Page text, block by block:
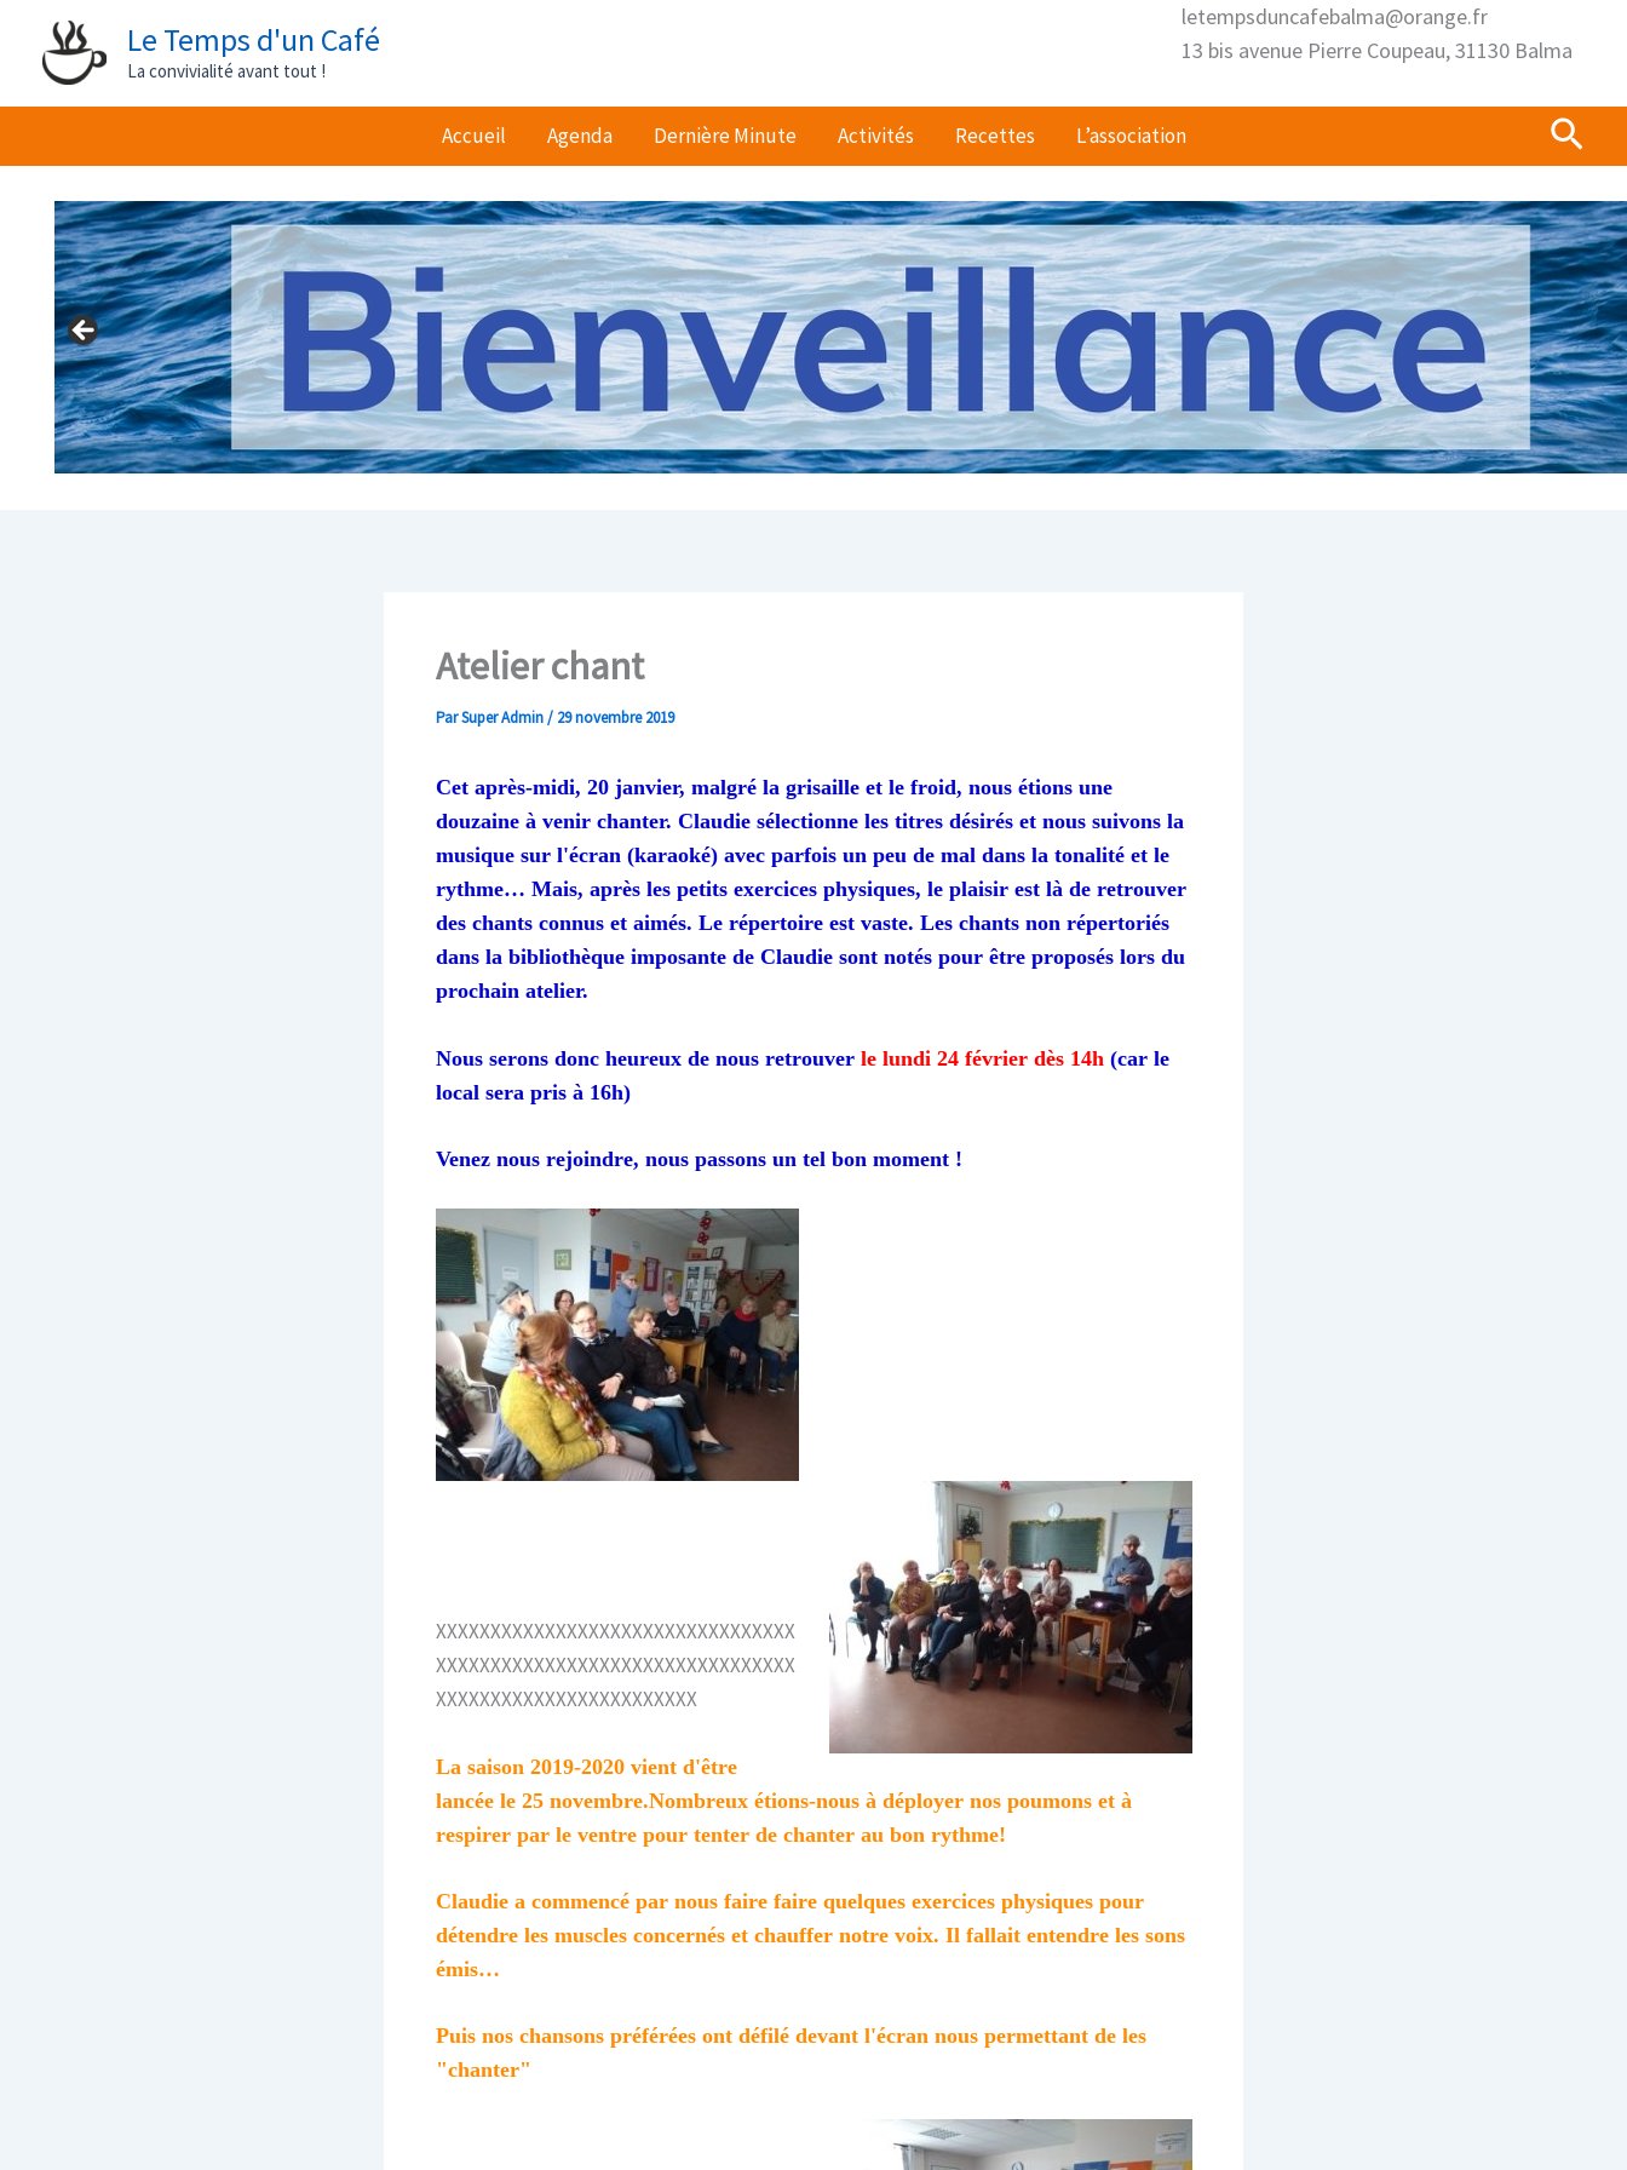
contenu
Le Temps d'un Café
La convivialité avant tout !
letempsduncafebalma@orange.fr
13 bis avenue Pierre Coupeau, 31130 Balma
Accueil Agenda Dernière Minute Activités Recettes L’association
Atelier chant
ParSuper Admin/ 29 novembre 2019
Cet après-midi, 20 janvier, malgré la grisaille et le froid, nous étions une
douzaine à venir chanter. Claudie sélectionne les titres désirés et nous suivons la
musique sur l'écran (karaoké) avec parfois un peu de mal dans la tonalité et le
rythme… Mais, après les petits exercices physiques, le plaisir est là de retrouver
des chants connus et aimés. Le répertoire est vaste. Les chants non répertoriés
dans la bibliothèque imposante de Claudie sont notés pour être proposés lors du
prochain atelier.
Nous serons donc heureux de nous retrouverle lundi 24 février dès 14h (car le
local sera pris à 16h)
Venez nous rejoindre, nous passons un tel bon moment !
XXXXXXXXXXXXXXXXXXXXXXXXXXXXXXXXX
XXXXXXXXXXXXXXXXXXXXXXXXXXXXXXXXX
XXXXXXXXXXXXXXXXXXXXXXXX
La saison 2019-2020 vient d'être
lancée le 25 novembre.Nombreux étions-nous à déployer nos poumons et à
respirer par le ventre pour tenter de chanter au bon rythme!
Claudie a commencé par nous faire faire quelques exercices physiques pour
détendre les muscles concernés et chauffer notre voix. Il fallait entendre les sons
émis…
Puis nos chansons préférées ont défilé devant l'écran nous permettant de les
"chanter"